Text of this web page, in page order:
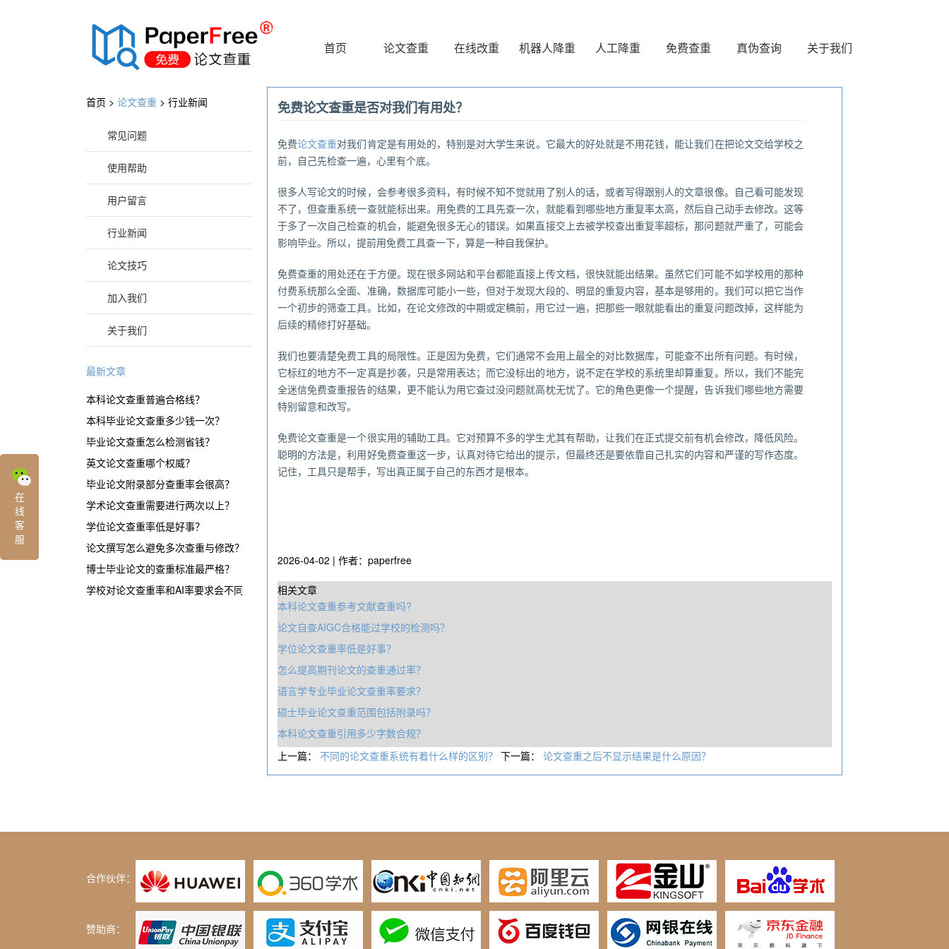
®
首页 论文查重 在线改重 机器人降重 人工降重 免费查重 真伪查询 关于我们
首页 > 论文查重 > 行业新闻
常见问题
使用帮助
用户留言
行业新闻
论文技巧
加入我们
关于我们
最新文章
本科论文查重普遍合格线？
本科毕业论文查重多少钱一次？
毕业论文查重怎么检测省钱？
英文论文查重哪个权威？
毕业论文附录部分查重率会很高？
学术论文查重需要进行两次以上？
学位论文查重率低是好事？
论文撰写怎么避免多次查重与修改？
博士毕业论文的查重标准最严格？
学校对论文查重率和AI率要求会不同？
免费论文查重是否对我们有用处？
免费论文查重对我们肯定是有用处的，特别是对大学生来说。它最大的好处就是不用花钱，能让我们在把论文交给学校之
前，自己先检查一遍，心里有个底。
很多人写论文的时候，会参考很多资料，有时候不知不觉就用了别人的话，或者写得跟别人的文章很像。自己看可能发现
不了，但查重系统一查就能标出来。用免费的工具先查一次，就能看到哪些地方重复率太高，然后自己动手去修改。这等
于多了一次自己检查的机会，能避免很多无心的错误。如果直接交上去被学校查出重复率超标，那问题就严重了，可能会
影响毕业。所以，提前用免费工具查一下，算是一种自我保护。
免费查重的用处还在于方便。现在很多网站和平台都能直接上传文档，很快就能出结果。虽然它们可能不如学校用的那种
付费系统那么全面、准确，数据库可能小一些，但对于发现大段的、明显的重复内容，基本是够用的。我们可以把它当作
一个初步的筛查工具。比如，在论文修改的中期或定稿前，用它过一遍，把那些一眼就能看出的重复问题改掉，这样能为
后续的精修打好基础。
我们也要清楚免费工具的局限性。正是因为免费，它们通常不会用上最全的对比数据库，可能查不出所有问题。有时候，
它标红的地方不一定真是抄袭，只是常用表达；而它没标出的地方，说不定在学校的系统里却算重复。所以，我们不能完
全迷信免费查重报告的结果，更不能认为用它查过没问题就高枕无忧了。它的角色更像一个提醒，告诉我们哪些地方需要
特别留意和改写。
免费论文查重是一个很实用的辅助工具。它对预算不多的学生尤其有帮助，让我们在正式提交前有机会修改，降低风险。
聪明的方法是，利用好免费查重这一步，认真对待它给出的提示，但最终还是要依靠自己扎实的内容和严谨的写作态度。
记住，工具只是帮手，写出真正属于自己的东西才是根本。
2026-04-02 | 作者：paperfree
相关文章
本科论文查重参考文献查重吗?
论文自查AIGC合格能过学校的检测吗？
学位论文查重率低是好事？
怎么提高期刊论文的查重通过率？
语言学专业毕业论文查重率要求？
硕士毕业论文查重范围包括附录吗？
本科论文查重引用多少字数合规？
上一篇： 不同的论文查重系统有着什么样的区别？ 下一篇： 论文查重之后不显示结果是什么原因？
合作伙伴：
赞助商：
在
线
客
服